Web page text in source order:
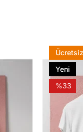
Yeni
Ürün
%33